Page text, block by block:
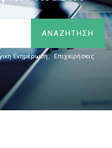
Ενημέρωση, Επιχειρήσεις